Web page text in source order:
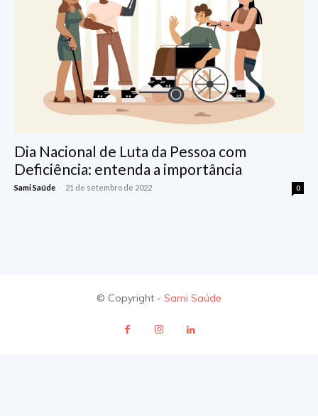
Dia Nacional de Luta da Pessoa com
Deficiência: entenda a importância
Sami Saúde - 21 de setembro de 2022 0
© Copyright - Sami Saúde